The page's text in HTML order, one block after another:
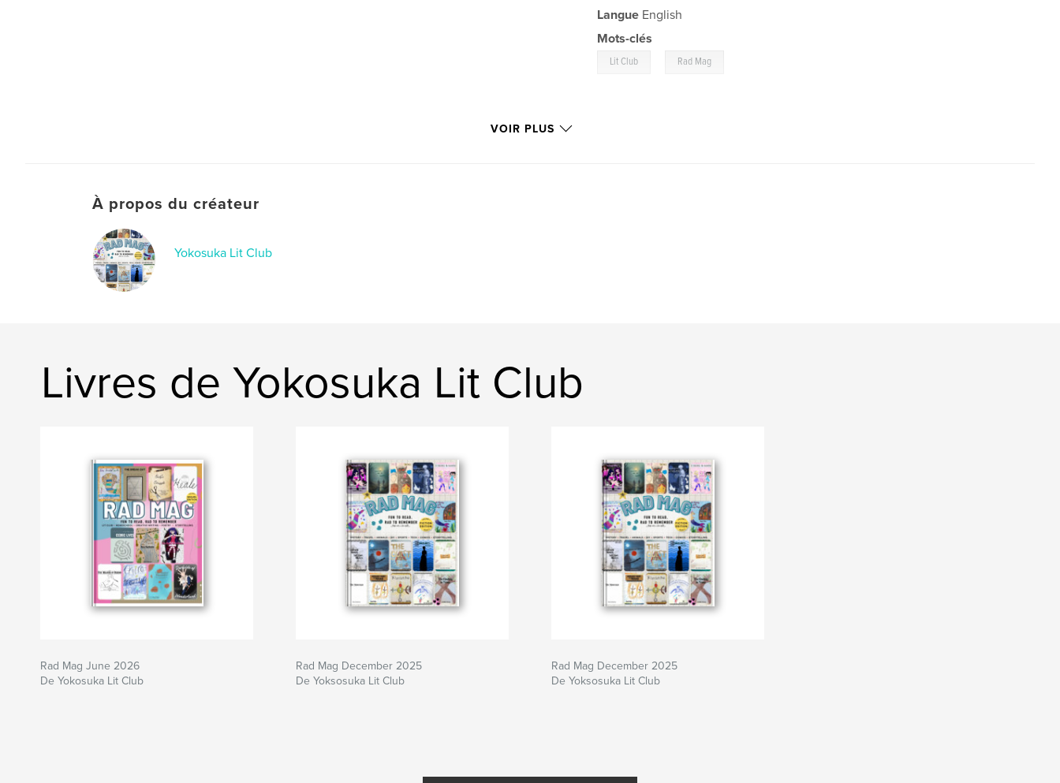
Langue English
Mots-clés
Lit Club Rad Mag
VOIR PLUS
À propos du créateur
Yokosuka Lit Club
Livres de Yokosuka Lit Club
Rad Mag June 2026
De Yokosuka Lit Club
Rad Mag December 2025
De Yoksosuka Lit Club
Rad Mag December 2025
De Yoksosuka Lit Club